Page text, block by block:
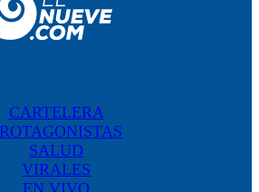
CARTELERA
SALUD
VIRALES
EN VIVO